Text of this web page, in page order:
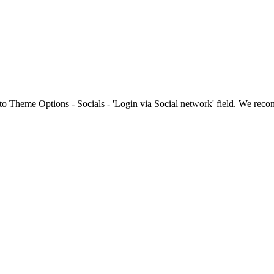
Theme Options - Socials - 'Login via Social network' field. We